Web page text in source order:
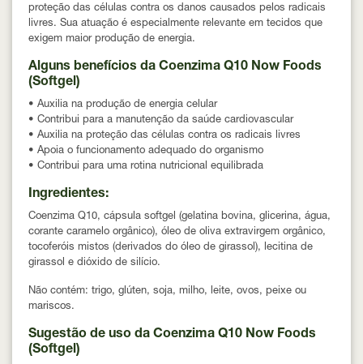
proteção das células contra os danos causados pelos radicais
livres. Sua atuação é especialmente relevante em tecidos que
exigem maior produção de energia.
Alguns benefícios da Coenzima Q10 Now Foods
(Softgel)
• Auxilia na produção de energia celular
• Contribui para a manutenção da saúde cardiovascular
• Auxilia na proteção das células contra os radicais livres
• Apoia o funcionamento adequado do organismo
• Contribui para uma rotina nutricional equilibrada
Ingredientes:
Coenzima Q10, cápsula softgel (gelatina bovina, glicerina, água,
corante caramelo orgânico), óleo de oliva extravirgem orgânico,
tocoferóis mistos (derivados do óleo de girassol), lecitina de
girassol e dióxido de silício.
Não contém: trigo, glúten, soja, milho, leite, ovos, peixe ou
mariscos.
Sugestão de uso da Coenzima Q10 Now Foods
(Softgel)